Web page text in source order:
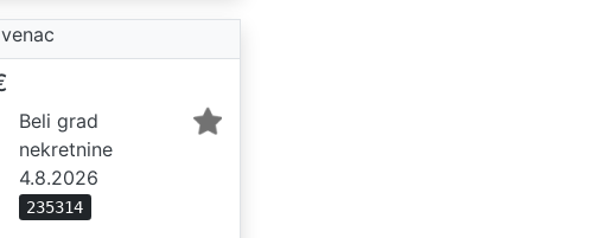
Beli grad
nekretnine
4.8.2026
235314